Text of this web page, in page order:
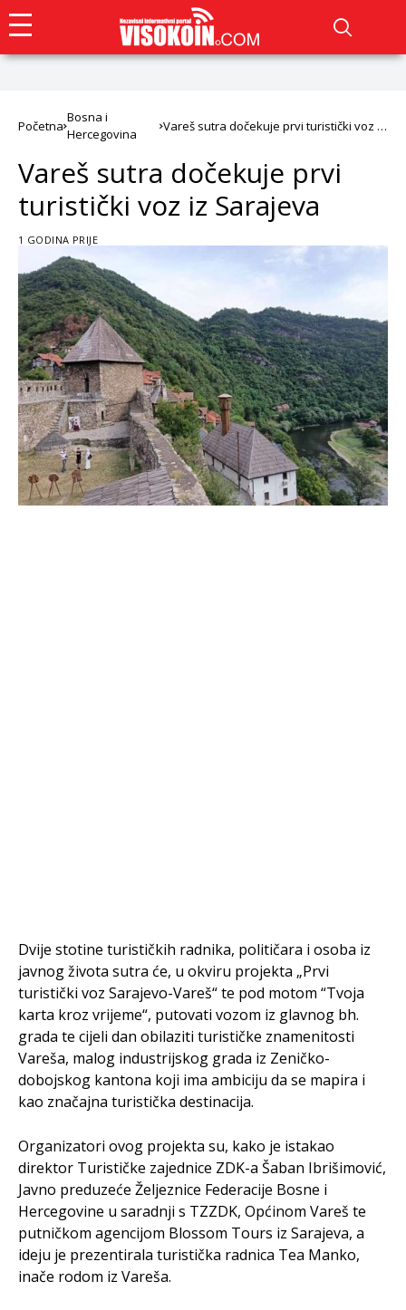
Početna
Bosna i
Hercegovina
Vareš sutra dočekuje prvi turistički voz iz
Vareš sutra dočekuje prvi
turistički voz iz Sarajeva
1 GODINA PRIJE
Dvije stotine turističkih radnika, političara i osoba iz
javnog života sutra će, u okviru projekta „Prvi
turistički voz Sarajevo-Vareš“ te pod motom “Tvoja
karta kroz vrijeme“, putovati vozom iz glavnog bh.
grada te cijeli dan obilaziti turističke znamenitosti
Vareša, malog industrijskog grada iz Zeničko-
dobojskog kantona koji ima ambiciju da se mapira i
kao značajna turistička destinacija.
Organizatori ovog projekta su, kako je istakao
direktor Turističke zajednice ZDK-a Šaban Ibrišimović,
Javno preduzeće Željeznice Federacije Bosne i
Hercegovine u saradnji s TZZDK, Općinom Vareš te
putničkom agencijom Blossom Tours iz Sarajeva, a
ideju je prezentirala turistička radnica Tea Manko,
inače rodom iz Vareša.